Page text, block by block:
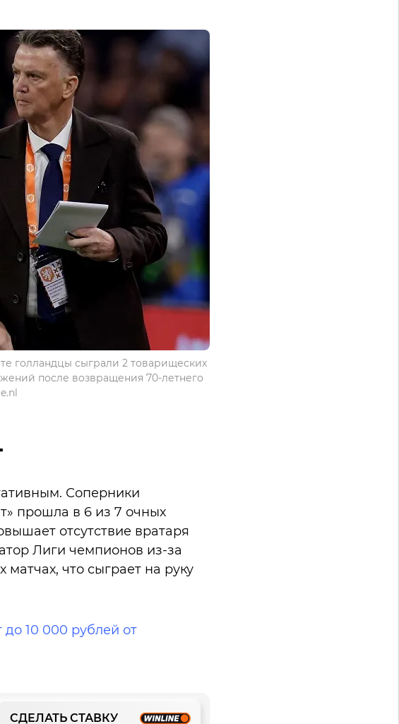
голландцы сыграли 2 товарищеских
после возвращения 70-летнего
Соперники
прошла в 6 из 7 очных
отсутствие вратаря
Лиги чемпионов из-за
что сыграет на руку
до 10 000 рублей от
СДЕЛАТЬ СТАВКУ